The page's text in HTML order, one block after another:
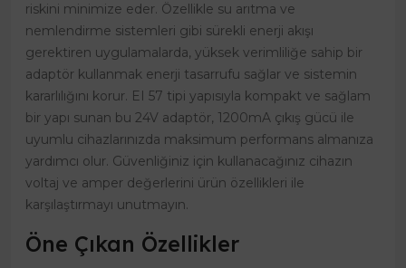
riskini minimize eder. Özellikle su arıtma ve
nemlendirme sistemleri gibi sürekli enerji akışı
gerektiren uygulamalarda, yüksek verimliliğe sahip bir
adaptör kullanmak enerji tasarrufu sağlar ve sistemin
kararlılığını korur. EI 57 tipi yapısıyla kompakt ve sağlam
bir yapı sunan bu 24V adaptör, 1200mA çıkış gücü ile
uyumlu cihazlarınızda maksimum performans almanıza
yardımcı olur. Güvenliğiniz için kullanacağınız cihazın
voltaj ve amper değerlerini ürün özellikleri ile
karşılaştırmayı unutmayın.
Öne Çıkan Özellikler